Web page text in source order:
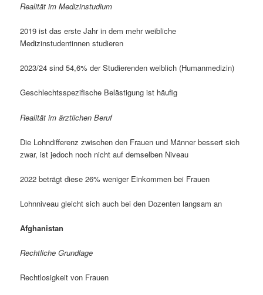
Realität im Medizinstudium
2019 ist das erste Jahr in dem mehr weibliche
Medizinstudentinnen studieren
2023/24 sind 54,6% der Studierenden weiblich (Humanmedizin)
Geschlechtsspezifische Belästigung ist häufig
Realität im ärztlichen Beruf
Die Lohndifferenz zwischen den Frauen und Männer bessert sich
zwar, ist jedoch noch nicht auf demselben Niveau
2022 beträgt diese 26% weniger Einkommen bei Frauen
Lohnniveau gleicht sich auch bei den Dozenten langsam an
Afghanistan
Rechtliche Grundlage
Rechtlosigkeit von Frauen